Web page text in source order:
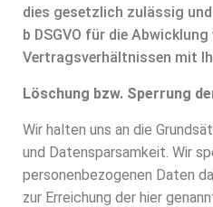
dies gesetzlich zulässig
b DSGVO für die Abwicklung
Vertragsverhältnissen mit
Löschung bzw. Sperrung
Wir halten uns an die
und Datensparsamkeit. Wir
personenbezogenen Daten
zur Erreichung der hier